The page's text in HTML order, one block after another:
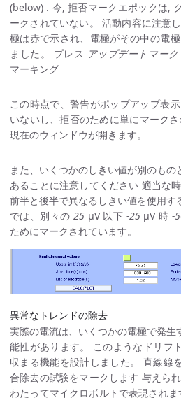
(below) . 今, 拒否マークエポックは,
ークされていない。 活動内容に注意
極は赤で示され、電極がその中の電
ました。 プレス アップデートマーク
マーキング
この時点で、警告がポップアップ表
いないし、拒否のために単にマーク
現在のウィンドウが開きます。
また、いくつかのしきい値が別のも
あることに注意してください 適当な
前半と後半で異なるしきい値を使用す
では、別々の25 μV 以下 -25μV 時 -
ためにマークされています。
異常なトレンドの除去
実際の電流は、いくつかの電極で発
能性があります。 このようなドリフ
収まる機能を設計しました。 直線線
合除去の試験をマークします 与えら
わたってマイクロボルトで表現され